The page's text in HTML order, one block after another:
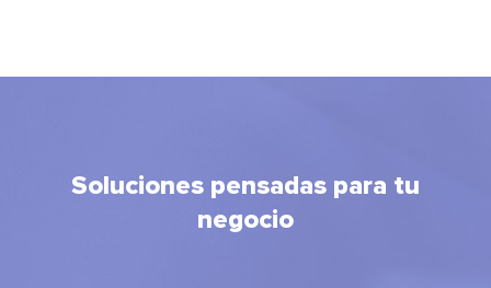
Soluciones pensadas para tu
negocio